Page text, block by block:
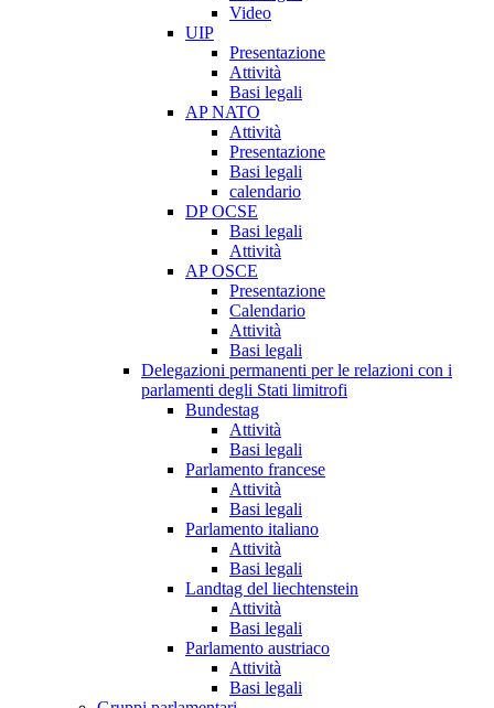
Video
UIP
Presentazione
Attività
Basi legali
AP NATO
Attività
Presentazione
Basi legali
calendario
DP OCSE
Basi legali
Attività
AP OSCE
Presentazione
Calendario
Attività
Basi legali
Delegazioni permanenti per le relazioni con i
parlamenti degli Stati limitrofi
Bundestag
Attività
Basi legali
Parlamento francese
Attività
Basi legali
Parlamento italiano
Attività
Basi legali
Landtag del liechtenstein
Attività
Basi legali
Parlamento austriaco
Attività
Basi legali